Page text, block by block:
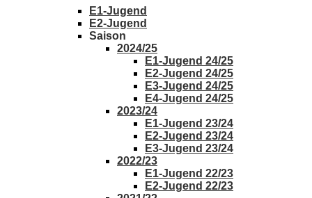
E1-Jugend
E2-Jugend
Saison
2024/25
E1-Jugend 24/25
E2-Jugend 24/25
E3-Jugend 24/25
E4-Jugend 24/25
2023/24
E1-Jugend 23/24
E2-Jugend 23/24
E3-Jugend 23/24
2022/23
E1-Jugend 22/23
E2-Jugend 22/23